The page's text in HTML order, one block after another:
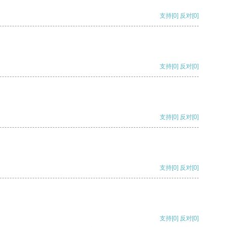
支持[0] 反对[0]
支持[0] 反对[0]
支持[0] 反对[0]
支持[0] 反对[0]
支持[0] 反对[0]